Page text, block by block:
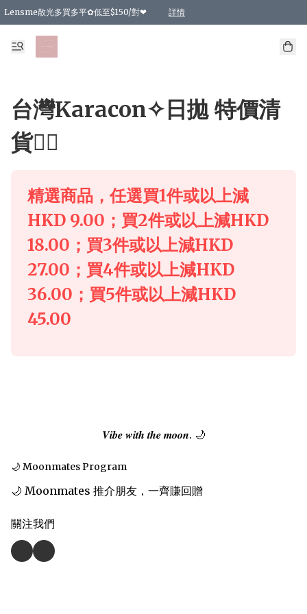
Lensme散光多買多平✿低至$150/對❤ 詳情
台灣Karacon⁩✧日拋 特價清貨❁⃘
日本韓國多款日/月拋現貨☼ 特價❤︎數量有限 售完即止
🇰🇷韓國多款月拋現貨 特價兩對$99✿數量有限 售完即止♫
精選商品，任選買2件或以上9 折；買4件或以上85 折；買6件或以上8 折
精選商品，任選買2件HKD 140.00；買4件HKD 260.00
精選商品，任選買2件HKD 190.00；買4件HKD 360.00
精選商品，任選買2件HKD 110.00；買4件HKD 180.00
精選商品，任選買2件HKD 170.00；買4件HKD 320.00
精選商品，任選買2件或以上減HKD 148.00
精選商品，任選買2件或以上減HKD 148.00
精選商品，任選買2件或以上95 折；買4件或以上9 折；買6件或以上85 折；買8件
精選商品，任選買12件或以上87 折
精選商品，任選買2件或以上減HKD 16.00；買4件或以上減HKD 32.00；買6
精選商品，任選買2件或以上95 折；買4件或以上9 折；買8件或以上85 折；買12
購物滿 HKD 800.00即享免運費優惠！（適用於 特定的送貨方式 )
台灣Karacon⁩✧日拋 特價清
貨❁⃘
精選商品，任選買1件或以上減
HKD 9.00；買2件或以上減HKD
18.00；買3件或以上減HKD
27.00；買4件或以上減HKD
36.00；買5件或以上減HKD
45.00
𝑽𝒊𝒃𝒆 𝒘𝒊𝒕𝒉 𝒕𝒉𝒆 𝒎𝒐𝒐𝒏. 🌙
🌙 Moonmates Program
🌙 Moonmates 推介朋友，一齊賺回贈
關注我們